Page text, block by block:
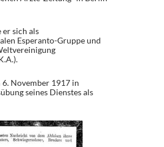
er sich als
Esperanto-Gruppe und
November 1917 in
seines Dienstes als